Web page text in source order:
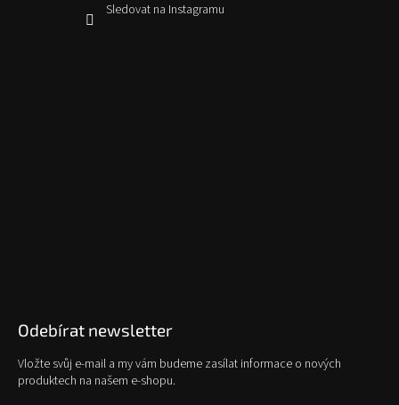
Sledovat na Instagramu
Odebírat newsletter
Vložte svůj e-mail a my vám budeme zasílat informace o nových
produktech na našem e-shopu.